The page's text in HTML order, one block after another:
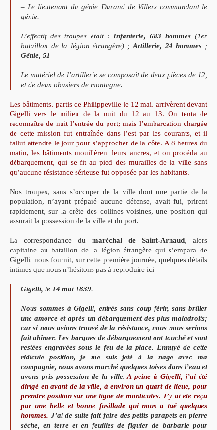
– Le lieutenant du génie Durand de Villers commandant le
génie.
L’effectif des troupes était : Infanterie, 683 hommes (1er
bataillon de la légion étrangère) ;Artillerie, 24 hommes ;
Génie, 51
Le matériel de l’artillerie se composait de deux pièces de 12,
et de deux obusiers de montagne.
Les bâtiments, partis de Philippeville le 12 mai, arrivèrent devant
Gigelli vers le milieu de la nuit du 12 au 13. On tenta de
reconnaître de nuit l’entrée du port; mais l’embarcation chargée
de cette mission fut entraînée dans l’est par les courants, et il
fallut attendre le jour pour s’approcher de la côte. A 8 heures du
matin, les bâtiments mouillèrent leurs ancres, et on procéda au
débarquement, qui se fit au pied des murailles de la ville sans
qu’aucune résistance sérieuse fut opposée par les habitants.
Nos troupes, sans s’occuper de la ville dont une partie de la
population, n’ayant préparé aucune défense, avait fui, prirent
rapidement, sur la crête des collines voisines, une position qui
assurait la possession de la ville et du port.
La correspondance du maréchal de Saint-Arnaud, alors
capitaine au bataillon de la légion étrangère qui s’empara de
Gigelli, nous fournit, sur cette première journée, quelques détails
intimes que nous n’hésitons pas à reproduire ici:
Gigelli, le 14 mai 1839.
Nous sommes à Gigelli, entrés sans coup férir, sans brûler
une amorce et après un débarquement des plus maladroits;
car si nous avions trouvé de la résistance, nous nous serions
fait abîmer. Les barques de débarquement ont touché et sont
restées engravées sous le feu de la place. Ennuyé de cette
ridicule position, je me suis jeté à la nage avec ma
compagnie, nous avons marché quelques toises dans l’eau et
avons pris possession de la ville.A peine à Gigelli, j’ai été
dirigé en avant de la ville, à environ un quart de lieue, pour
prendre position sur une ligne de monticules. J’y ai été reçu
par une belle et bonne fusillade qui nous a tué quelques
hommes. J’ai de suite fait faire des petits parapets en pierre
sèche, en terre et en feuilles de figuier de barbarie pour